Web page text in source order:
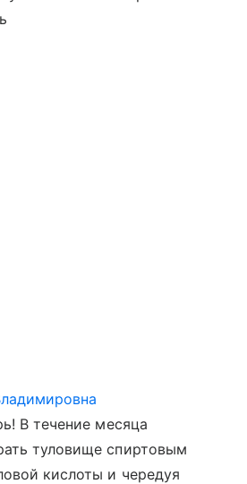
В течение месяца
туловище спиртовым
кислоты и чередуя